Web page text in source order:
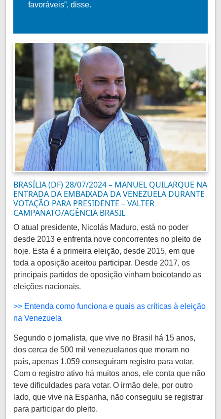
favoráveis”, disse.
BRASÍLIA (DF) 28/07/2024 – MANUEL QUILARQUE NA
ENTRADA DA EMBAIXADA DA VENEZUELA DURANTE
VOTAÇÃO PARA PRESIDENTE – VALTER
CAMPANATO/AGÊNCIA BRASIL
O atual presidente, Nicolás Maduro, está no poder
desde 2013 e enfrenta nove concorrentes no pleito de
hoje. Esta é a primeira eleição, desde 2015, em que
toda a oposição aceitou participar. Desde 2017, os
principais partidos de oposição vinham boicotando as
eleições nacionais.
>> Entenda como funciona e quais as críticas à eleição
na Venezuela
Segundo o jornalista, que vive no Brasil há 15 anos,
dos cerca de 500 mil venezuelanos que moram no
país, apenas 1.059 conseguiram registro para votar.
Com o registro ativo há muitos anos, ele conta que não
teve dificuldades para votar. O irmão dele, por outro
lado, que vive na Espanha, não conseguiu se registrar
para participar do pleito.